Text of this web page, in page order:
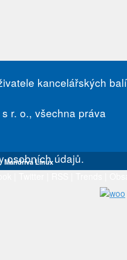
kancelářských
r. o., všechna práva
osobních údajů.
Mandriva Linux